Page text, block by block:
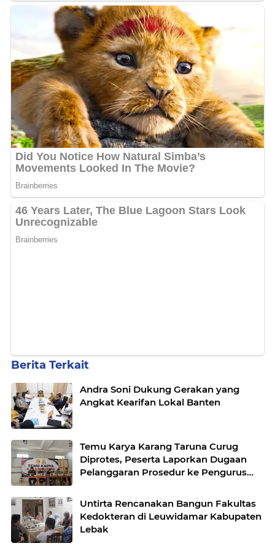
Berita Terkait
Andra Soni Dukung Gerakan yang
Angkat Kearifan Lokal Banten
Temu Karya Karang Taruna Curug
Diprotes, Peserta Laporkan Dugaan
Pelanggaran Prosedur ke Pengurus
Untirta Rencanakan Bangun Fakultas
Kedokteran di Leuwidamar Kabupaten
Lebak